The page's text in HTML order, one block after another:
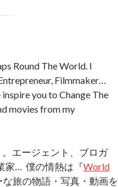
Round The World. I
Filmmaker…
inspire you to Change The
movies from my
。エージェント、ブロガ
家… 僕の情熱は『World
旅の物語・写真・動画を